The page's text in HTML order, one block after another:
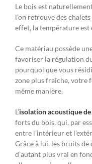
Le bois est
l’on retrouve des
effet, la température est
Ce matériau possède
favoriser la régulation
pourquoi que vous
zone plus fraîche, votre
même manière.
L’isolation acoustique
forts du bois, qui, par
entre l’intérieur et
Grâce à lui, les bruits
d’autant plus vrai en